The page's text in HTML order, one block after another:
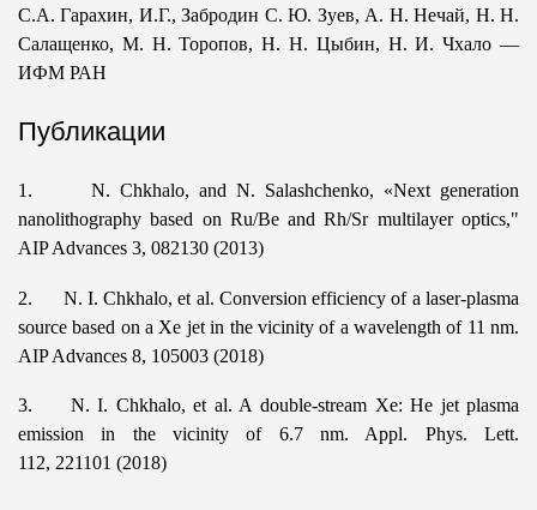
С.А. Гарахин, И.Г., Забродин С. Ю. Зуев, А. Н. Нечай, Н. Н.
Салащенко, М. Н. Торопов, Н. Н. Цыбин, Н. И. Чхало —
ИФМ РАН
Публикации
1. N. Chkhalo, and N. Salashchenko, «Next generation
nanolithography based on Ru/Be and Rh/Sr multilayer optics,"
AIP Advances 3, 082130 (2013)
2. N. I. Chkhalo, et al. Conversion efficiency of a laser-plasma
source based on a Xe jet in the vicinity of a wavelength of 11 nm.
AIP Advances 8, 105003 (2018)
3. N. I. Chkhalo, et al. A double-stream Xe: He jet plasma
emission in the vicinity of 6.7 nm. Appl. Phys. Lett.
112, 221101 (2018)